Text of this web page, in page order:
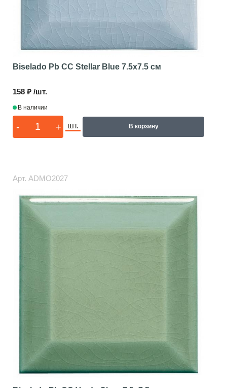
Biselado Pb CC Stellar Blue 7.5x7.5 см
158 ₽ /шт.
В наличии
- + шт. В корзину
Арт. ADMO2027